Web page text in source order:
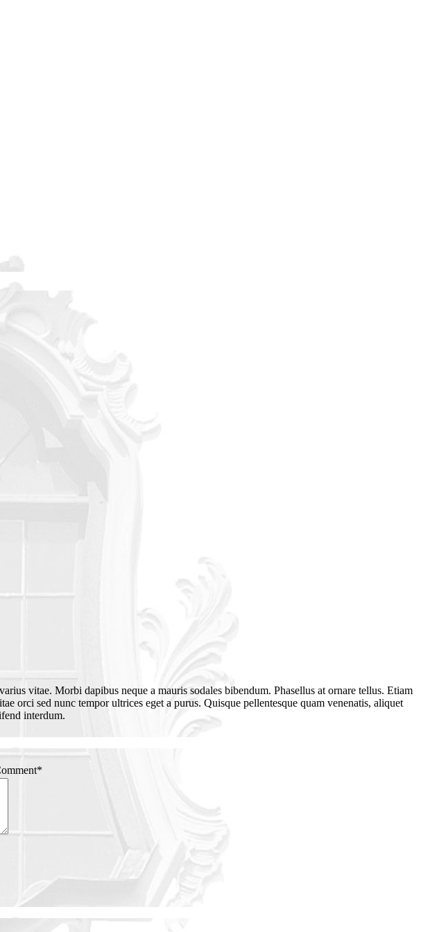
vitae. Morbi dapibus neque a mauris sodales bibendum. Phasellus at ornare tellus. Etiam
orci sed nunc tempor ultrices eget a purus. Quisque pellentesque quam venenatis, aliquet
interdum.